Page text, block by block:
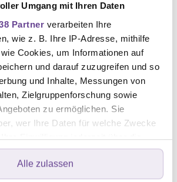
Umgang mit Ihren Daten
Partner verarbeiten Ihre
wie z. B. Ihre IP-Adresse, mithilfe
Cookies, um Informationen auf
und darauf zuzugreifen und so
und Inhalte, Messungen von
Zielgruppenforschung sowie
zu ermöglichen. Sie
wer Ihre Daten für welche Zwecke
Einwilligung jederzeit über die
durch Klicken auf das Privacy
oder widerrufen
Alle zulassen
akneähnliche Entzündung der
Infusionsreaktionen.
ist sehr wirksam bei
bei gleichzeitiger Gabe von
Nebenwirkungen sind
Erbrechen,
Besonderes Augenmerk
auf eine mögliche Schädigung